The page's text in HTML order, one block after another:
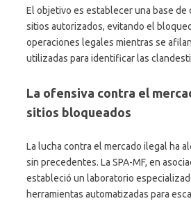
El objetivo es establecer una base de
sitios autorizados, evitando el
operaciones legales mientras se
utilizadas para identificar las
La ofensiva contra el
sitios bloqueados
La lucha contra el mercado ilegal ha
sin precedentes. La SPA-MF, en
estableció un laboratorio
herramientas automatizadas para